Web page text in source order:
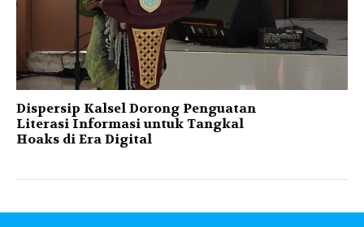
Dispersip Kalsel Dorong Penguatan
Literasi Informasi untuk Tangkal
Hoaks di Era Digital